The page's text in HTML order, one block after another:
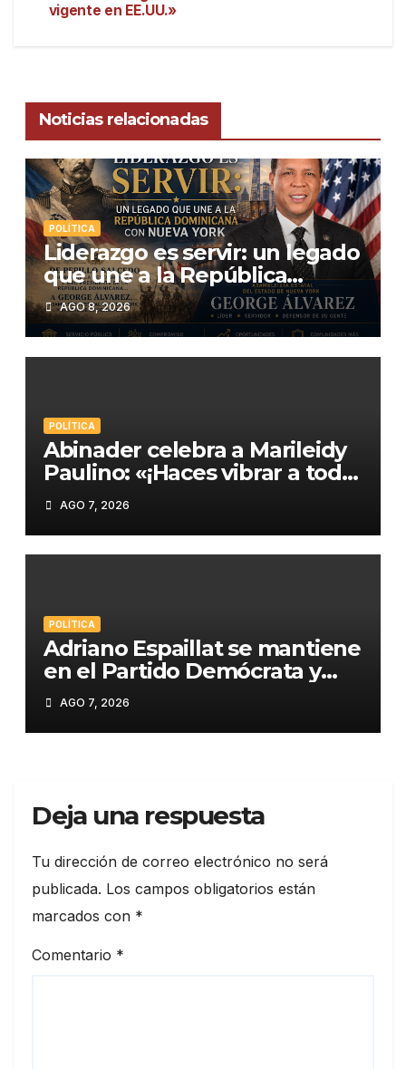
vigente en EE.UU.»
Noticias relacionadas
POLÍTICA
Liderazgo es servir: un legado
que une a la República
Dominicana con Nueva York
AGO 8, 2026
POLÍTICA
Abinader celebra a Marileidy
Paulino: «¡Haces vibrar a toda
República Dominicana!»
AGO 7, 2026
POLÍTICA
Adriano Espaillat se mantiene
en el Partido Demócrata y
apunta a «salvarlo» tras su
derrota electoral
AGO 7, 2026
Deja una respuesta
Tu dirección de correo electrónico no será
publicada. Los campos obligatorios están
marcados con *
Comentario *